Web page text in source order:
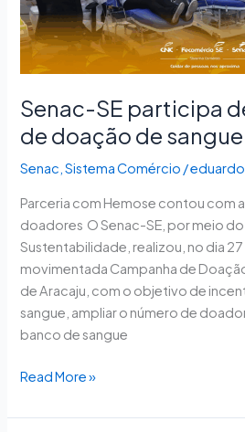
Senac-SE participa
de doação de sangue
Senac,Sistema Comércio /eduardo
Parceria com Hemose contou com
doadores O Senac-SE, por meio
Sustentabilidade, realizou, no dia
movimentada Campanha de
de Aracaju, com o objetivo de
sangue, ampliar o número de
banco de sangue
de
sangue
Read More »